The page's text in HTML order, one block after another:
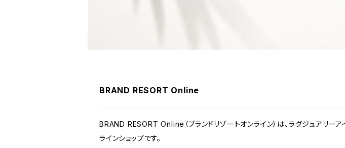
BRAND RESORT Online
BRAND RESORT Online（ブランドリゾートオンライン）は、ラグジュアリー
ラインショップです。